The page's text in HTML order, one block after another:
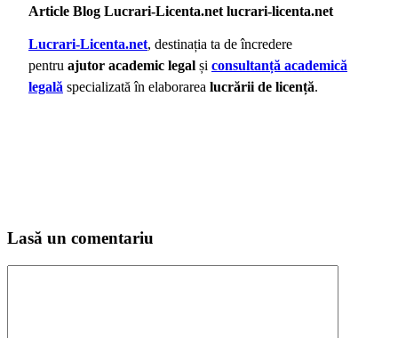
Article Blog Lucrari-Licenta.net lucrari-licenta.net
Lucrari-Licenta.net, destinația ta de încredere
pentru ajutor academic legal și consultanță academică
legală specializată în elaborarea lucrării de licență.
Lasă un comentariu